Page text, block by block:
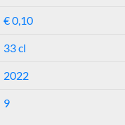
€ 0,10
33 cl
2022
9